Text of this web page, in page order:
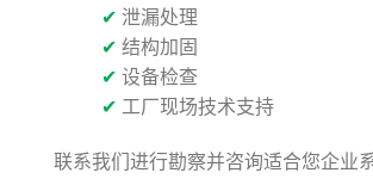
✔ 泄漏处理
✔ 结构加固
✔ 设备检查
✔ 工厂现场技术支持
联系我们进行勘察并咨询适合您企业